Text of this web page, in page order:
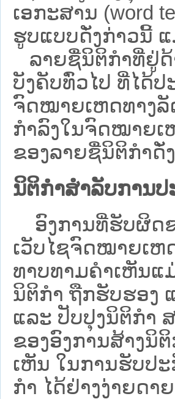
ເອກະສານ (word
ຮູບແບບດັ່ງກ່າວນີ້
ລາຍຊື່ນິຕິກຳທີ່ຢູ່
ບັງຄັບທົ່ວໄປ ທີ່ໄດ້
ຈົດໝາຍເຫດທາງ
ກຳລົງໃນຈົດໝາຍເ
ຂອງລາຍຊື່ນິຕິກໍາດັ່
ນິຕິກຳສຳລັບການ
ອົງການທີ່ຮັບຜິດຊ
ເວັບ​ໄຊຈົດໝາຍເຫ
ທາບທາມຄໍາເຫັນ
ນິຕິກໍາ ຖືກຮັບຮອງ
ແລະ ປັບປຸງນິຕິກໍາ
ຂອງອົງການສ້າງນິ
ເຫັນ ໃນການຮັບປ
ກຳ ໄດ້ຢ່າງງ່າຍດາ